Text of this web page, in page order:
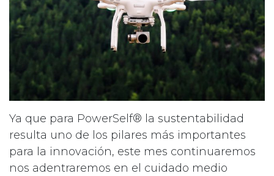
Ya que para PowerSelf® la sustentabilidad
resulta uno de los pilares más importantes
para la innovación, este mes continuaremos
nos adentraremos en el cuidado medio